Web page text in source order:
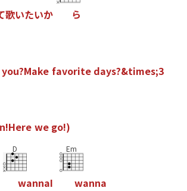
歌いたいか ら
you?Make favorite days?&times;3
n!Here we go!)
D
wannaI
Em
wanna